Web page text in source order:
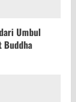
Umbul
Buddha